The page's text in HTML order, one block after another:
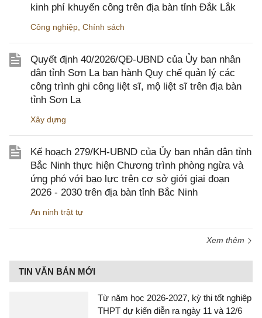
kinh phí khuyến công trên địa bàn tỉnh Đắk Lắk
Công nghiệp Chính sách
Quyết định 40/2026/QĐ-UBND của Ủy ban nhân
dân tỉnh Sơn La ban hành Quy chế quản lý các
công trình ghi công liệt sĩ, mộ liệt sĩ trên địa bàn
tỉnh Sơn La
Xây dựng
Kế hoạch 279/KH-UBND của Ủy ban nhân dân tỉnh
Bắc Ninh thực hiện Chương trình phòng ngừa và
ứng phó với bạo lực trên cơ sở giới giai đoạn
2026 - 2030 trên địa bàn tỉnh Bắc Ninh
An ninh trật tự
Xem thêm
TIN VĂN BẢN MỚI
Từ năm học 2026-2027, kỳ thi tốt nghiệp
THPT dự kiến diễn ra ngày 11 và 12/6